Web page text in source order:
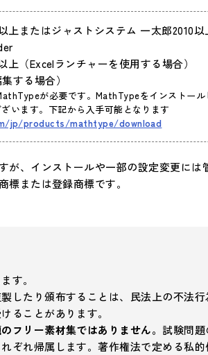
上またはジャストシステム 一太郎2010以
（Excelランチャーを使用する場合）
する場合）
が必要です。MathTypeをインストール
います。下記から入手可能となります
jp/products/mathtype/download
、インストールや一部の設定変更には
または登録商標です。
す。
したり頒布することは、民法上の不法
ることがあります。
フリー素材集ではありません。 試験問題
ぞれ帰属します。著作権法で定める私